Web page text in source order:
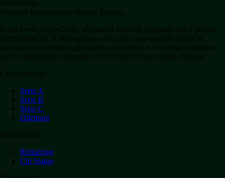
Serie A
Serie B
Serie C
Dilettanti
Redazione
Chi Siamo